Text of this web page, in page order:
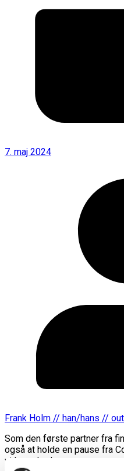
7. maj 2024
Frank Holm // han/hans //
Som den første partner fra
også at holde en pause fra
virksomheder